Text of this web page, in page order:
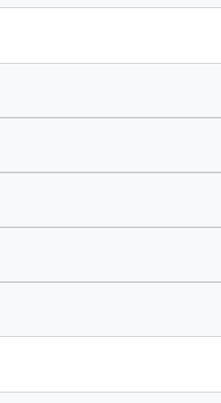
いただきます様お願い致します。
は受け付けておりませんのでご自
了承くださいません。
セットになります。